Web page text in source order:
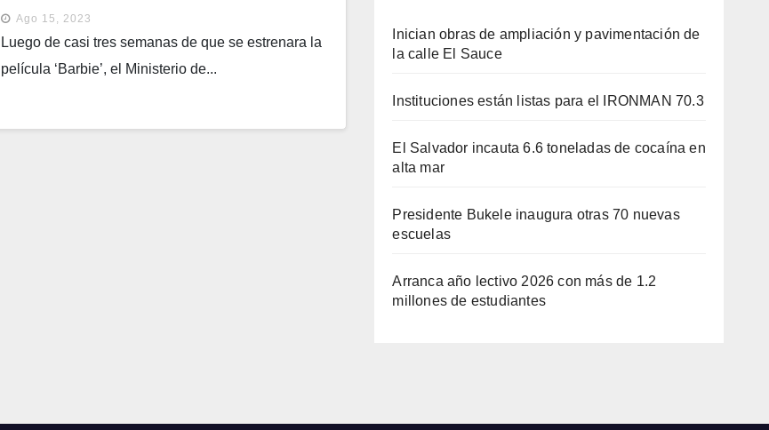
Ago 15, 2023
Luego de casi tres semanas de que se estrenara la
película ‘Barbie’, el Ministerio de...
Inician obras de ampliación y pavimentación de
la calle El Sauce
Instituciones están listas para el IRONMAN 70.3
El Salvador incauta 6.6 toneladas de cocaína en
alta mar
Presidente Bukele inaugura otras 70 nuevas
escuelas
Arranca año lectivo 2026 con más de 1.2
millones de estudiantes